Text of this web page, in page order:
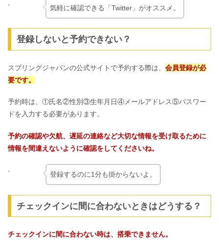
気軽に確認できる「Twitter」がオススメ。
登録しないと予約できない？
スプリングジャパンの公式サイトで予約する際は、 会員登録が必
要です。
予約時は、①氏名②性別③生年月日④メールアドレス⑤パスワー
ドを入力する必要があります。
予約の確認や欠航、遅延の連絡など大切な情報を受け取るために
情報を間違えないように確認をしてくださいね。
登録するのに1分も掛からないよ。
チェックインに間に合わないときはどうする？
チェックインに間に合わない時は、搭乗できません。